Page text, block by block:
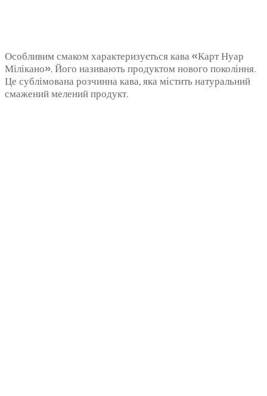
Особливим смаком характеризується кава «Карт Нуар
Мілікано». Його називають продуктом нового покоління.
Це сублімована розчинна кава, яка містить натуральний
смажений мелений продукт.